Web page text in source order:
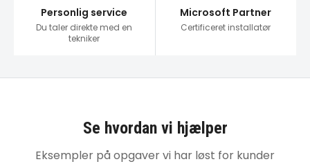
Personlig service
Du taler direkte med en
tekniker
Microsoft Partner
Certificeret installatør
Se hvordan vi hjælper
Eksempler på opgaver vi har løst for kunder